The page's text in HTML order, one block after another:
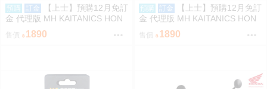
預購 訂金
【上士】預購12月免訂
金 代理版 MH KAITANICS HON
DA Super Cub 110 古典白 0914
1890
預購 訂金
【上士】預購12月免訂
金 代理版 MH KAITANICS HON
DA Super Cub 110 米色 0914
1890